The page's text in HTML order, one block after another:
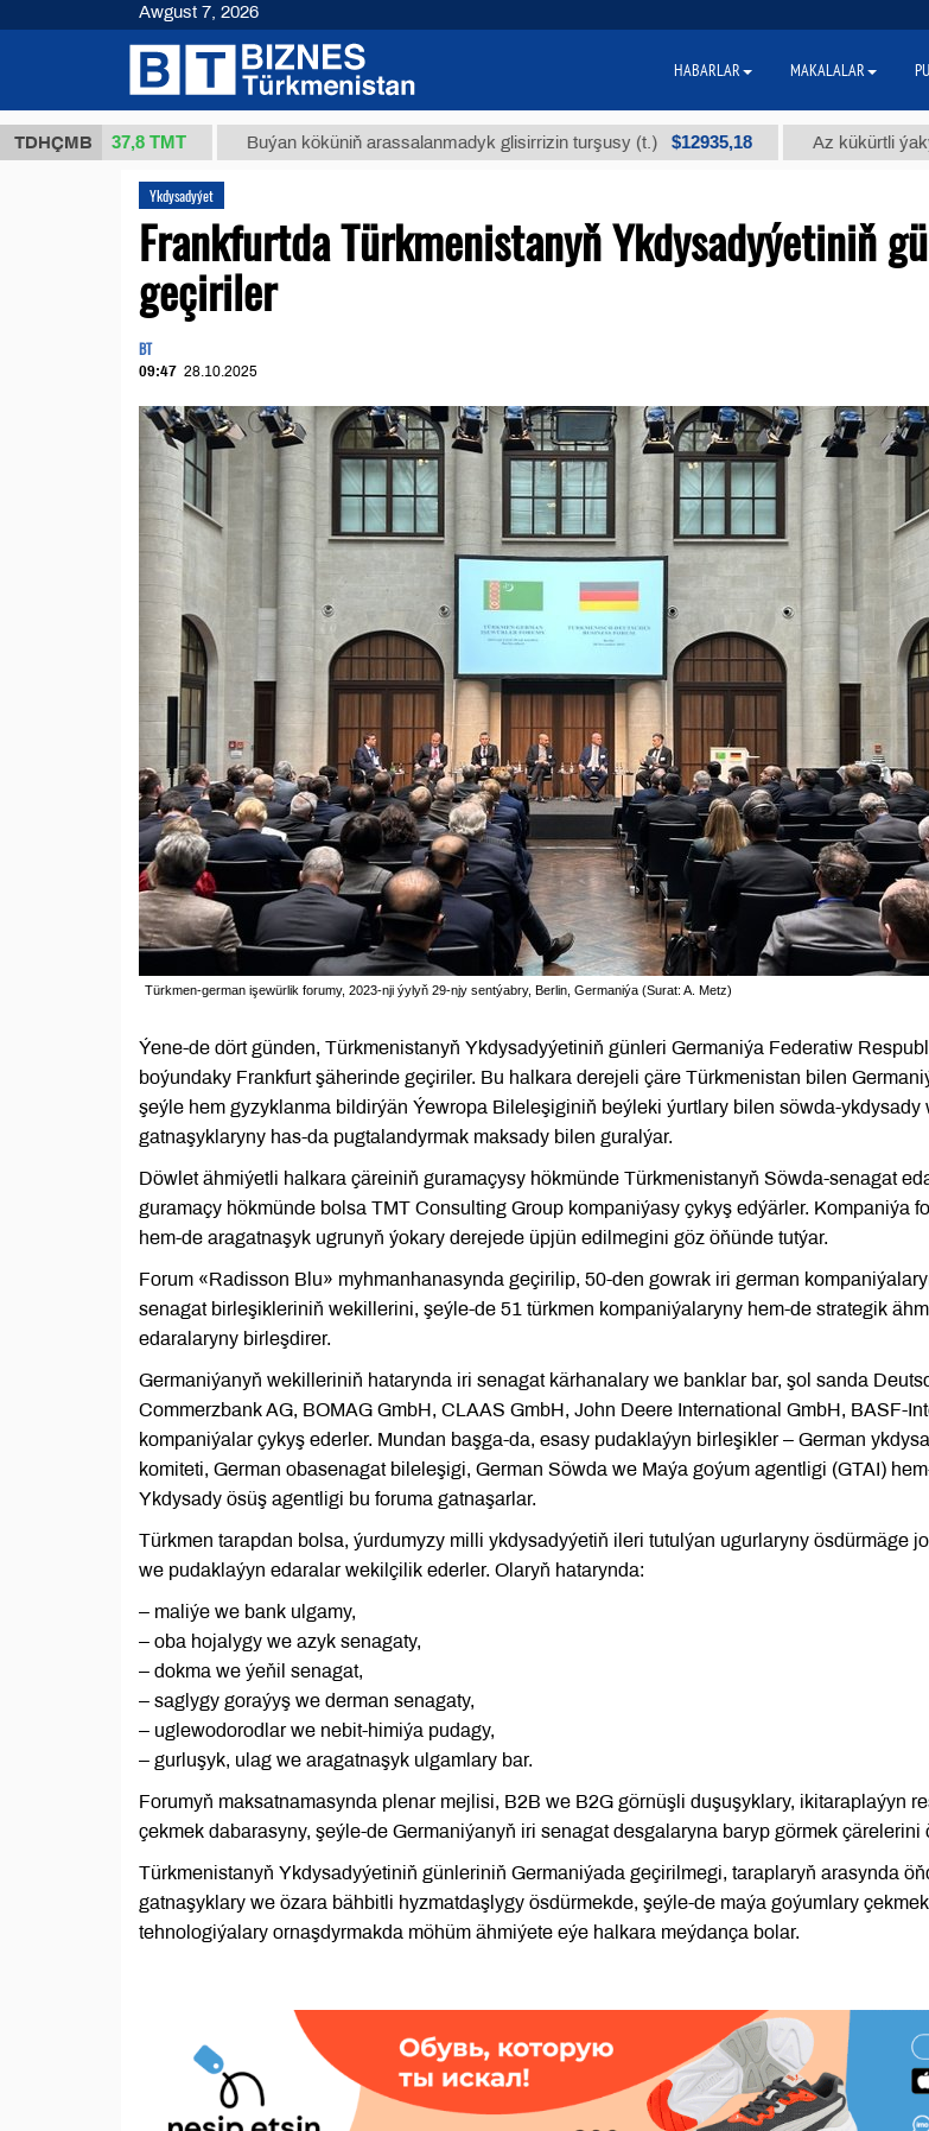
TDHÇMB
(kg.) 37,8 ТМТ Buýan köküniň arassalanmadyk glisirrizin turşusy (t.) $12935,18 Az kükürtli ýakyş
Ykdysadyýet
Frankfurtda Türkmenistanyň Ykdysadyýetiniň
geçiriler
BT
09:47 28.10.2025
Türkmen-german işewürlik forumy, 2023-nji ýylyň 29-njy sentýabry, Berlin, Germaniýa (Surat: A. Metz)
Ýene-de dört günden, Türkmenistanyň Ykdysadyýetiniň günleri Germaniýa Federatiw
boýundaky Frankfurt şäherinde geçiriler. Bu halkara derejeli çäre Türkmenistan bilen
şeýle hem gyzyklanma bildirýän Ýewropa Bileleşiginiň beýleki ýurtlary bilen söwda-ykdysady
gatnaşyklaryny has-da pugtalandyrmak maksady bilen guralýar.
Döwlet ähmiýetli halkara çäreiniň guramaçysy hökmünde Türkmenistanyň Söwda-senagat
guramaçy hökmünde bolsa TMT Consulting Group kompaniýasy çykyş edýärler. Kompaniýa
hem-de aragatnaşyk ugrunyň ýokary derejede üpjün edilmegini göz öňünde tutýar.
Forum «Radisson Blu» myhmanhanasynda geçirilip, 50-den gowrak iri german
senagat birleşikleriniň wekillerini, şeýle-de 51 türkmen kompaniýalaryny hem-de strategik
edaralaryny birleşdirer.
Germaniýanyň wekilleriniň hatarynda iri senagat kärhanalary we banklar bar, şol sanda
Commerzbank AG, BOMAG GmbH, CLAAS GmbH, John Deere International GmbH, BASF-
kompaniýalar çykyş ederler. Mundan başga-da, esasy pudaklaýyn birleşikler – German
komiteti, German obasenagat bileleşigi, German Söwda we Maýa goýum agentligi (GTAI)
Ykdysady ösüş agentligi bu foruma gatnaşarlar.
Türkmen tarapdan bolsa, ýurdumyzy milli ykdysadyýetiň ileri tutulýan ugurlaryny ösdürmäge
we pudaklaýyn edaralar wekilçilik ederler. Olaryň hatarynda:
– maliýe we bank ulgamy,
– oba hojalygy we azyk senagaty,
– dokma we ýeňil senagat,
– saglygy goraýyş we derman senagaty,
– uglewodorodlar we nebit-himiýa pudagy,
– gurluşyk, ulag we aragatnaşyk ulgamlary bar.
Forumyň maksatnamasynda plenar mejlisi, B2B we B2G görnüşli duşuşyklary, ikitaraplaýyn
çekmek dabarasyny, şeýle-de Germaniýanyň iri senagat desgalaryna baryp görmek çärelerini
Türkmenistanyň Ykdysadyýetiniň günleriniň Germaniýada geçirilmegi, taraplaryň arasynda
gatnaşyklary we özara bähbitli hyzmatdaşlygy ösdürmekde, şeýle-de maýa goýumlary
tehnologiýalary ornaşdyrmakda möhüm ähmiýete eýe halkara meýdança bolar.
Awgust 7, 2026
HABARLAR MAKALALAR